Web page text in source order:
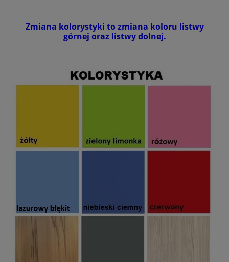
Zmiana kolorystyki to zmiana koloru listwy
górnej oraz listwy dolnej.